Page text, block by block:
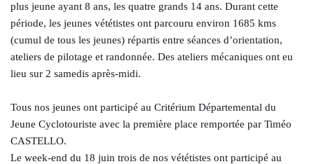
plus jeune ayant 8 ans, les quatre grands 14 ans. Durant cette
période, les jeunes vététistes ont parcouru environ 1685 kms
(cumul de tous les jeunes) répartis entre séances d’orientation,
ateliers de pilotage et randonnée. Des ateliers mécaniques ont eu
lieu sur 2 samedis après-midi.
Tous nos jeunes ont participé au Critérium Départemental du
Jeune Cyclotouriste avec la première place remportée par Timéo
CASTELLO.
Le week-end du 18 juin trois de nos vététistes ont participé au